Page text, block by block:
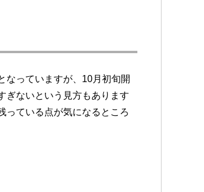
なっていますが、10月初旬開
ぎないという見方もあります
っている点が気になるところ